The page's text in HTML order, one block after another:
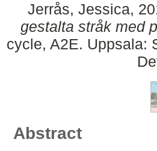
Jerrås, Jessica,
gestalta stråk med
cycle, A2E. Uppsala:
Abstract